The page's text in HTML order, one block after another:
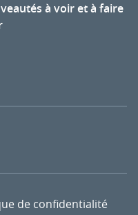
à voir et à faire
de confidentialité